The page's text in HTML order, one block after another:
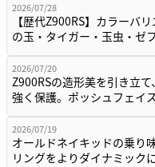
2026/07/28
【歴代Z900RS】カラーバ
の玉・タイガー・玉虫・ゼ
2026/07/20
Z900RSの造形美を引き立
強く保護。ポッシュフェイ
2026/07/19
オールドネイキッドの乗り
リングをよりダイナミック